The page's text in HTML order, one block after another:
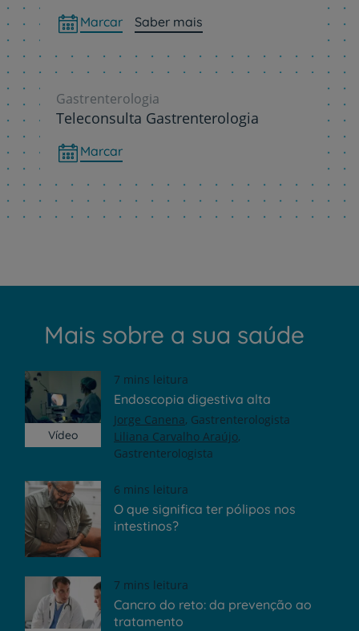
Marcar Saber mais
Gastrenterologia
Teleconsulta Gastrenterologia
Marcar
Mais sobre a sua saúde
Vídeo
7 mins leitura
Endoscopia digestiva alta
Jorge Canena Gastrenterologista
Liliana Carvalho Araújo
Gastrenterologista
6 mins leitura
O que significa ter pólipos nos
intestinos?
7 mins leitura
Cancro do reto: da prevenção ao
tratamento